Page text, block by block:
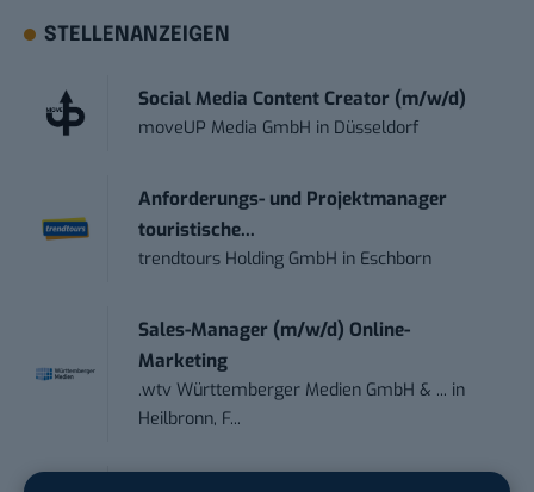
STELLENANZEIGEN
Social Media Content Creator (m/w/d)
moveUP Media GmbH in Düsseldorf
Anforderungs- und Projektmanager
touristische...
trendtours Holding GmbH in Eschborn
Sales-Manager (m/w/d) Online-
Marketing
.wtv Württemberger Medien GmbH & ... in
Heilbronn, F...